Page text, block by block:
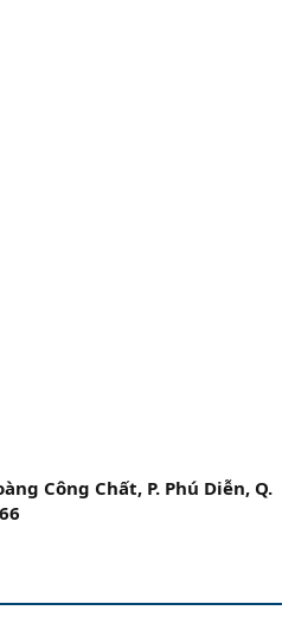
Công Chất, P. Phú Diễn, Q.